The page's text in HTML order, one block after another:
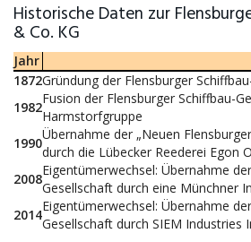
Historische Daten zur
& Co. KG
Jahr
1872Gründung der Flensburger
1982
Fusion der Flensburger Schiffbau-
Harmstorfgruppe
1990
Übernahme der „Neuen
durch die Lübecker Reederei Egon
2008
Eigentümerwechsel: Übernahme
Gesellschaft durch eine Münchner
2014
Eigentümerwechsel: Übernahme
Gesellschaft durch SIEM Industries